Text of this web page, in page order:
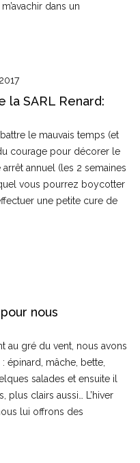
dans un
la SARL Renard:
le mauvais temps (et
courage pour décorer le
annuel (les 2 semaines
vous pourrez boycotter
une petite cure de
nous
au gré du vent, nous avons
épinard, mâche, bette,
salades et ensuite il
plus clairs aussi… L’hiver
lui offrons des